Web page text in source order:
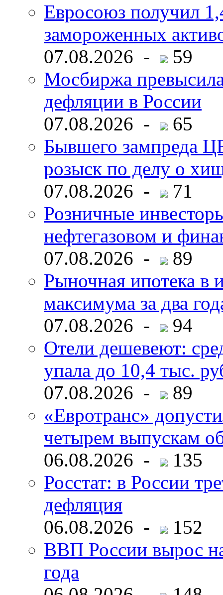
Евросоюз получил
замороженных
07.08.2026 -
59
Мосбиржа
дефляции в России
07.08.2026 -
65
Бывшего зампреда
розыск по делу о
07.08.2026 -
71
Розничные
нефтегазовом и
07.08.2026 -
89
Рыночная ипотека в
максимума за два
07.08.2026 -
94
Отели дешевеют:
упала до 10,4 тыс.
07.08.2026 -
89
«Евротранс»
четырем выпускам
06.08.2026 -
135
Росстат: в России
дефляция
06.08.2026 -
152
ВВП России вырос
года